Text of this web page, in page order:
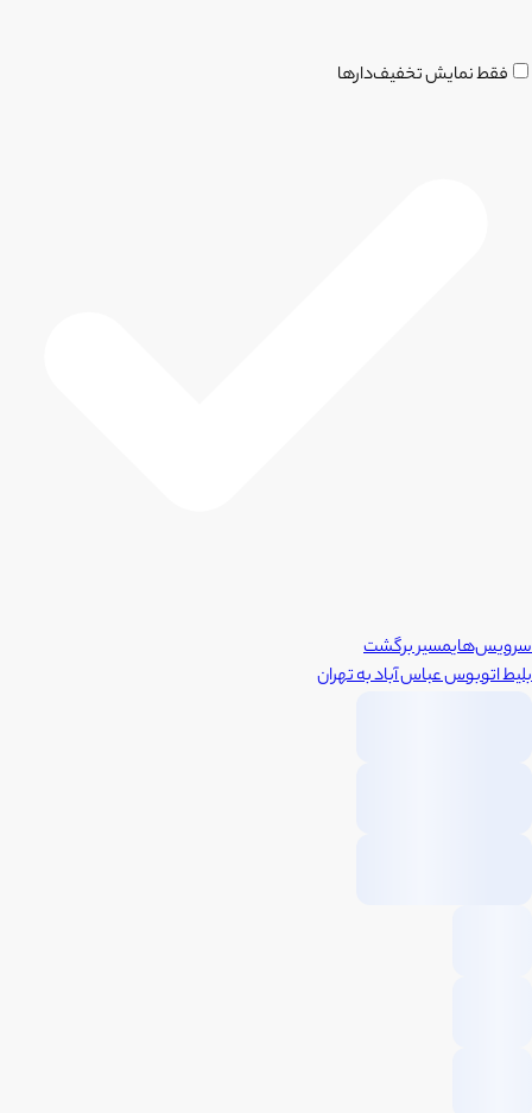
فقط نمایش تخفیف‌دارها
سرویس‌هایمسیر برگشت
بلیط اتوبوسعباس آبادبهتهران